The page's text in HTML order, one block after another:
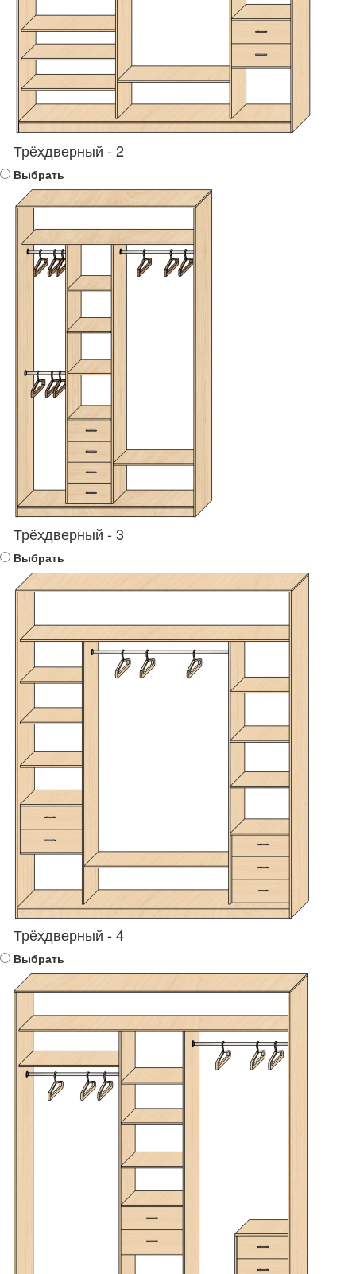
Трёхдверный - 2
Выбрать
Трёхдверный - 3
Выбрать
Трёхдверный - 4
Выбрать